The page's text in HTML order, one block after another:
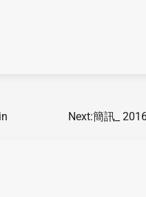
Next:簡訊_